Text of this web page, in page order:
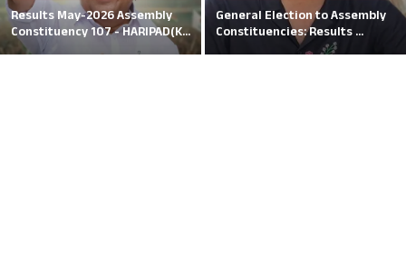
Malayalam
Results May-2026 Assembly
Constituency 107 - HARIPAD(K...
General Election to Assembly
Constituencies: Results ...